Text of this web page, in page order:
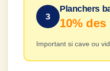
3
Planchers
10% des
Important si cave ou